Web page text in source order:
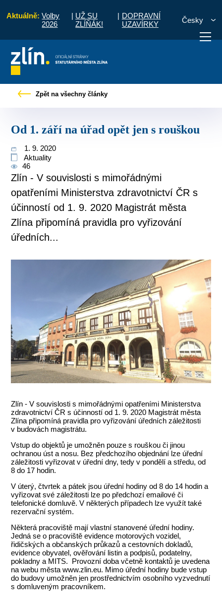
Aktuálně: Volby
2026
| UŽ SU
ZLÍŇÁK!
| DOPRAVNÍ
UZAVÍRKY
Česky
vyřídit Potřebuji zaplatit
Zpět na všechny články
Od 1. září na úřad opět jen s rouškou
1. 9. 2020
Aktuality
46
Zlín - V souvislosti s mimořádnými
opatřeními Ministerstva zdravotnictví ČR s
účinností od 1. 9. 2020 Magistrát města
Zlína připomíná pravidla pro vyřizování
úředních...
Zlín - V souvislosti s mimořádnými opatřeními Ministerstva
zdravotnictví ČR s účinností od 1. 9. 2020 Magistrát města
Zlína připomíná pravidla pro vyřizování úředních záležitosti
v budovách magistrátu.
Vstup do objektů je umožněn pouze s rouškou či jinou
ochranou úst a nosu. Bez předchozího objednání lze úřední
záležitosti vyřizovat v úřední dny, tedy v pondělí a středu, od
8 do 17 hodin.
V úterý, čtvrtek a pátek jsou úřední hodiny od 8 do 14 hodin a
vyřizovat své záležitosti lze po předchozí emailové či
telefonické domluvě. V některých případech lze využít také
rezervační systém.
Některá pracoviště mají vlastní stanovené úřední hodiny.
Jedná se o pracoviště evidence motorových vozidel,
řidičských a občanských průkazů a cestovních dokladů,
evidence obyvatel, ověřování listin a podpisů, podatelny,
pokladny a MITS. Provozní doba včetně kontaktů je uvedena
na webu města www.zlin.eu. Mimo úřední hodiny bude vstup
do budovy umožněn jen prostřednictvím osobního vyzvednutí
s domluveným pracovníkem.